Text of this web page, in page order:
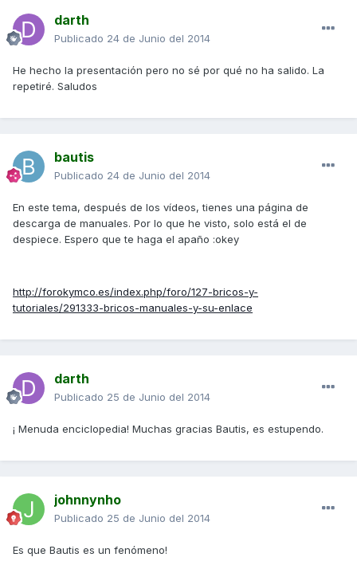
darth
Publicado 24 de Junio del 2014
He hecho la presentación pero no sé por qué no ha salido. La
repetiré. Saludos
bautis
Publicado 24 de Junio del 2014
En este tema, después de los vídeos, tienes una página de
descarga de manuales. Por lo que he visto, solo está el de
despiece. Espero que te haga el apaño :okey
http://forokymco.es/index.php/foro/127-bricos-y-
tutoriales/291333-bricos-manuales-y-su-enlace
darth
Publicado 25 de Junio del 2014
¡ Menuda enciclopedia! Muchas gracias Bautis, es estupendo.
johnnynho
Publicado 25 de Junio del 2014
Es que Bautis es un fenómeno!